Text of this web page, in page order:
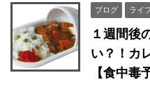
ブログ ライ
１週間後
い？！カ
【食中毒